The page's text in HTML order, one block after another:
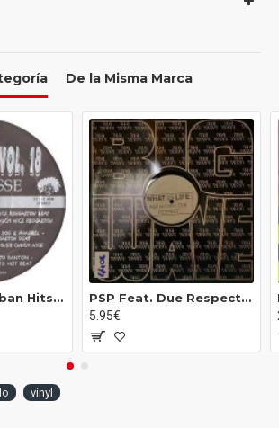
Game To The Table"
De la Misma Marca
DJ Finesse - Urban Hits Vol.18 (12")
PSP Feat. Due Respect - What Is Life (12")
5.95€
vinyl